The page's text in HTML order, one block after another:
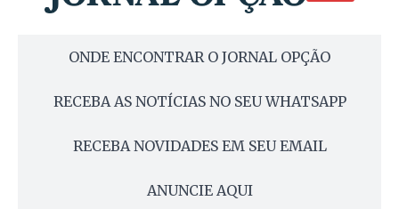
ONDE ENCONTRAR O JORNAL OPÇÃO
RECEBA AS NOTÍCIAS NO SEU WHATSAPP
RECEBA NOVIDADES EM SEU EMAIL
ANUNCIE AQUI